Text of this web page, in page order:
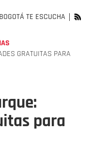
BOGOTÁ TE ESCUCHA
GRATUITAS PARA
para